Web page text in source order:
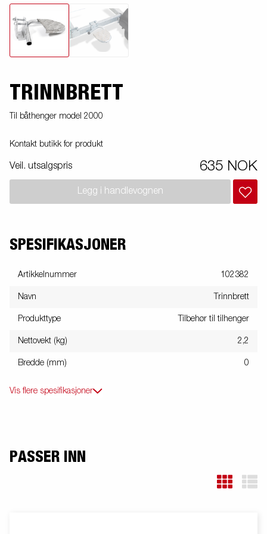
TRINNBRETT
Til båthenger model 2000
Kontakt butikk for produkt
Veil. utsalgspris 635 NOK
Legg i handlevognen
SPESIFIKASJONER
Artikkelnummer 102382
Navn Trinnbrett
Produkttype Tilbehør til tilhenger
Nettovekt (kg) 2,2
Bredde (mm) 0
Vis flere spesifikasjoner
PASSER INN